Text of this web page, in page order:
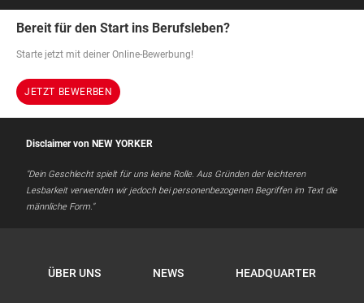
Bereit für den Start ins Berufsleben?
Starte jetzt mit deiner Online-Bewerbung!
JETZT BEWERBEN
Disclaimer von NEW YORKER
"Dein Geschlecht spielt für uns keine Rolle. Aus Gründen der leichteren
Lesbarkeit verwenden wir jedoch bei personenbezogenen Begriffen im Text die
männliche Form."
ÜBER UNS NEWS HEADQUARTER